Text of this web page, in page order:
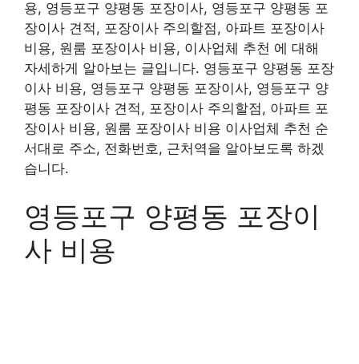
용, 영등포구 양평동 포장이사, 영등포구 양평동 포
장이사 견적, 포장이사 주의할점, 아파트 포장이사
비용, 원룸 포장이사 비용, 이사업체 추천 에 대해
자세하게 알아보는 글입니다. 영등포구 양평동 포장
이사 비용, 영등포구 양평동 포장이사, 영등포구 양
평동 포장이사 견적, 포장이사 주의할점, 아파트 포
장이사 비용, 원룸 포장이사 비용 이사업체 추천 순
서대로 주소, 전화번호, 근처역을 알아보도록 하겠
습니다.
영등포구 양평동 포장이
사 비용